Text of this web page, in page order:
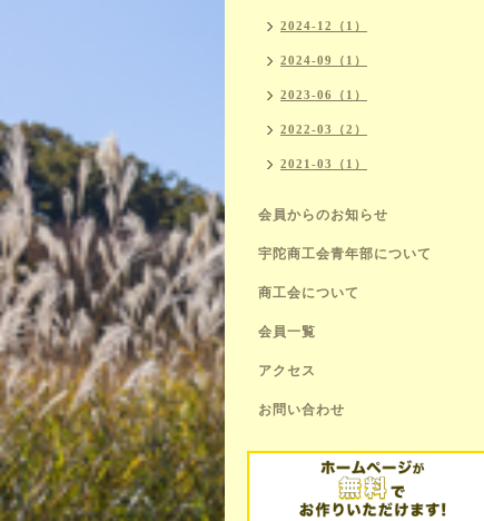
2024-12（1）
2024-09（1）
2023-06（1）
2022-03（2）
2021-03（1）
会員からのお知らせ
宇陀商工会青年部について
商工会について
会員一覧
アクセス
お問い合わせ